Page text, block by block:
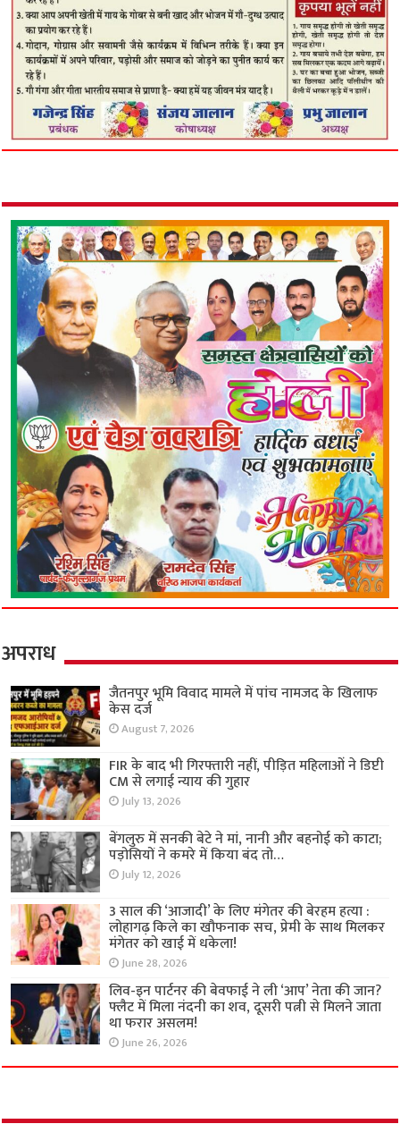
अपराध
जैतनपुर भूमि विवाद मामले में पांच नामजद के खिलाफ
केस दर्ज
August 7, 2026
FIR के बाद भी गिरफ्तारी नहीं, पीड़ित महिलाओं ने डिप्टी
CM से लगाई न्याय की गुहार
July 13, 2026
बेंगलुरु में सनकी बेटे ने मां, नानी और बहनोई को काटा;
पड़ोसियों ने कमरे में किया बंद तो…
July 12, 2026
3 साल की ‘आजादी’ के लिए मंगेतर की बेरहम हत्या :
लोहागढ़ किले का खौफनाक सच, प्रेमी के साथ मिलकर
मंगेतर को खाई में धकेला!
June 28, 2026
लिव-इन पार्टनर की बेवफाई ने ली ‘आप’ नेता की जान?
फ्लैट में मिला नंदनी का शव, दूसरी पत्नी से मिलने जाता
था फरार असलम!
June 26, 2026